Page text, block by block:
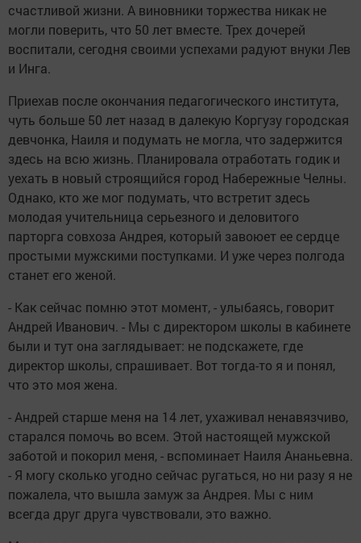
счастливой жизни. А виновники торжества никак не
могли поверить, что 50 лет вместе. Трех дочерей
воспитали, сегодня своими успехами радуют внуки Лев
и Инга.
Приехав после окончания педагогического института,
чуть больше 50 лет назад в далекую Коргузу городская
девчонка, Наиля и подумать не могла, что задержится
здесь на всю жизнь. Планировала отработать годик и
уехать в новый строящийся город Набережные Челны.
Однако, кто же мог подумать, что встретит здесь
молодая учительница серьезного и деловитого
парторга совхоза Андрея, который завоюет ее сердце
простыми мужскими поступками. И уже через полгода
станет его женой.
- Как сейчас помню этот момент, - улыбаясь, говорит
Андрей Иванович. - Мы с директором школы в кабинете
были и тут она заглядывает: не подскажете, где
директор школы, спрашивает. Вот тогда-то я и понял,
что это моя жена.
- Андрей старше меня на 14 лет, ухаживал ненавязчиво,
старался помочь во всем. Этой настоящей мужской
заботой и покорил меня, - вспоминает Наиля Ананьевна.
- Я могу сколько угодно сейчас ругаться, но ни разу я не
пожалела, что вышла замуж за Андрея. Мы с ним
всегда друг друга чувствовали, это важно.